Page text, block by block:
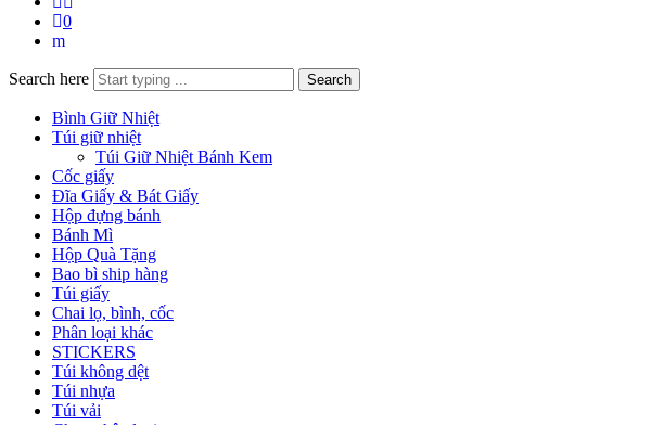
0
Search here Search
Bình Giữ Nhiệt
Túi giữ nhiệt
Túi Giữ Nhiệt Bánh Kem
Cốc giấy
Đĩa Giấy & Bát Giấy
Hộp đựng bánh
Bánh Mì
Hộp Quà Tặng
Bao bì ship hàng
Túi giấy
Chai lọ, bình, cốc
Phân loại khác
STICKERS
Túi không dệt
Túi nhựa
Túi vải